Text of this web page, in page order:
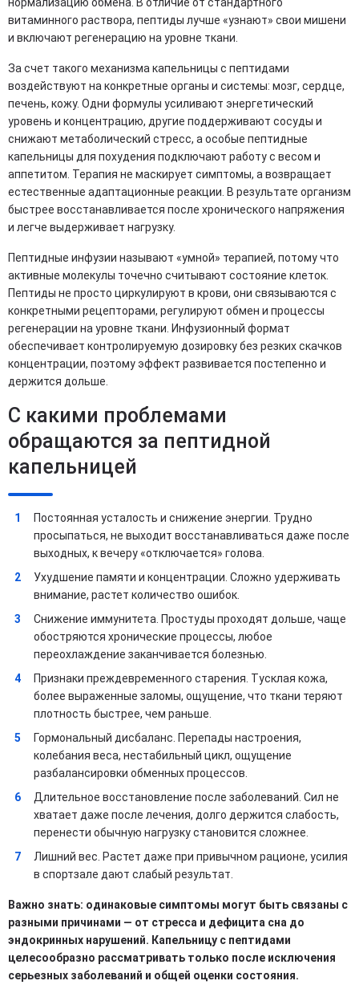
витаминного раствора, пептиды лучше «узнают» свои мишени
и включают регенерацию на уровне ткани.
За счет такого механизма капельницы с пептидами
воздействуют на конкретные органы и системы: мозг, сердце,
печень, кожу. Одни формулы усиливают энергетический
уровень и концентрацию, другие поддерживают сосуды и
снижают метаболический стресс, а особые пептидные
капельницы для похудения подключают работу с весом и
аппетитом. Терапия не маскирует симптомы, а возвращает
естественные адаптационные реакции. В результате организм
быстрее восстанавливается после хронического напряжения
и легче выдерживает нагрузку.
Пептидные инфузии называют «умной» терапией, потому что
активные молекулы точечно считывают состояние клеток.
Пептиды не просто циркулируют в крови, они связываются с
конкретными рецепторами, регулируют обмен и процессы
регенерации на уровне ткани. Инфузионный формат
обеспечивает контролируемую дозировку без резких скачков
концентрации, поэтому эффект развивается постепенно и
держится дольше.
С какими проблемами
обращаются за пептидной
капельницей
Постоянная усталость и снижение энергии. Трудно
просыпаться, не выходит восстанавливаться даже после
выходных, к вечеру «отключается» голова.
Ухудшение памяти и концентрации. Сложно удерживать
внимание, растет количество ошибок.
Снижение иммунитета. Простуды проходят дольше, чаще
обостряются хронические процессы, любое
переохлаждение заканчивается болезнью.
Признаки преждевременного старения. Тусклая кожа,
более выраженные заломы, ощущение, что ткани теряют
плотность быстрее, чем раньше.
Гормональный дисбаланс. Перепады настроения,
колебания веса, нестабильный цикл, ощущение
разбалансировки обменных процессов.
Длительное восстановление после заболеваний. Сил не
хватает даже после лечения, долго держится слабость,
перенести обычную нагрузку становится сложнее.
Лишний вес. Растет даже при привычном рационе, усилия
в спортзале дают слабый результат.
Важно знать: одинаковые симптомы могут быть связаны с
разными причинами — от стресса и дефицита сна до
эндокринных нарушений. Капельницу с пептидами
целесообразно рассматривать только после исключения
серьезных заболеваний и общей оценки состояния.